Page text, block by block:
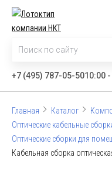
+7 (495) 787-05-5010:00
Главная Каталог
Оптические кабельные
Оптические сборки для
Кабельная сборка